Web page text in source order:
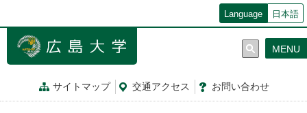
ン
Language 日本語
サイトマップ 交通アクセス お問い合わせ
MENU